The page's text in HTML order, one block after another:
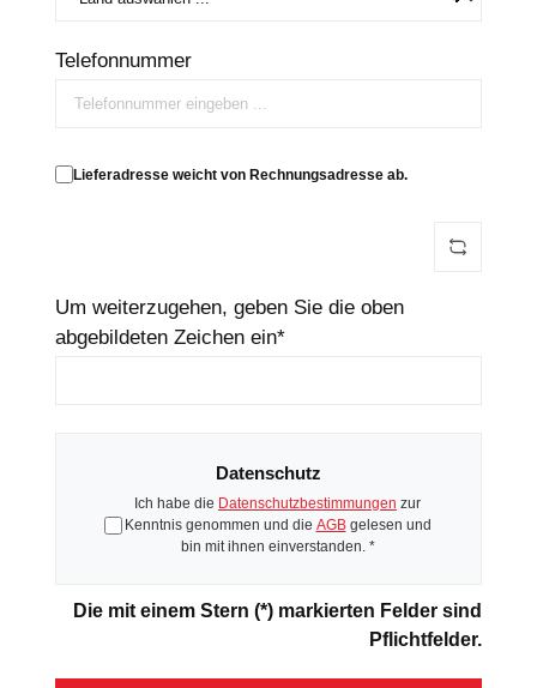
Telefonnummer
Lieferadresse weicht von Rechnungsadresse ab.
Um weiterzugehen, geben Sie die oben
abgebildeten Zeichen ein*
Datenschutz
Ich habe die Datenschutzbestimmungen zur
Kenntnis genommen und die AGBgelesen und
bin mit ihnen einverstanden. *
Die mit einem Stern (*) markierten Felder sind
Pflichtfelder.